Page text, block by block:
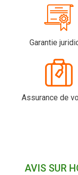
Garantie
Assurance de
AVIS SUR